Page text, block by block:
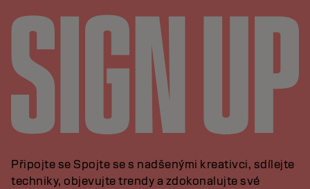
Připojte se Spojte se s nadšenými kreativci, sdílejte
techniky, objevujte trendy a zdokonalujte své